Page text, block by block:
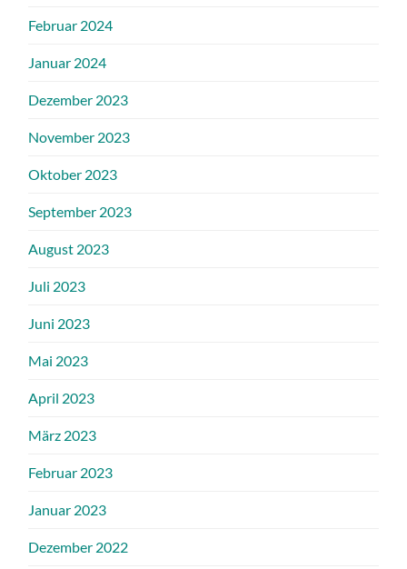
Februar 2024
Januar 2024
Dezember 2023
November 2023
Oktober 2023
September 2023
August 2023
Juli 2023
Juni 2023
Mai 2023
April 2023
März 2023
Februar 2023
Januar 2023
Dezember 2022